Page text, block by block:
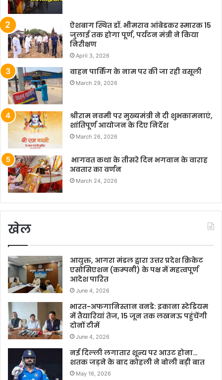
ऐशबाग स्थित डॉ. भीमराव आंबेडकर स्मारक 15
जुलाई तक होगा पूर्ण, पर्यटन मंत्री ने किया
निरीक्षण
April 3, 2026
वाहन पार्किंग के नाम पर की जा रही वसूली
March 29, 2026
श्रीराम नवमी पर मुख्यमंत्री ने दी शुभकामनाएं,
शांतिपूर्ण आयोजन के दिए निर्देश
March 26, 2026
भागवत कथा के तीसरे दिन भगवान के वाराह
अवतार का वर्णन
March 24, 2026
खेल
आयुक्त, आगरा मंडल द्वारा उत्तर प्रदेश क्रिकेट
एसोसिएशन (कम्पनी) के पक्ष में महत्वपूर्ण
आदेश पारित
June 4, 2026
भारत-अफगानिस्तान वनडे: इकाना स्टेडियम
में तैयारियां तेज, 15 जून तक लखनऊ पहुंचेंगी
दोनों टीमें
June 4, 2026
नई दिल्ली लगातार शून्य पर आउट होना…
शतक जड़ने के बाद कोहली ने बोली बड़ी बात
May 16, 2026